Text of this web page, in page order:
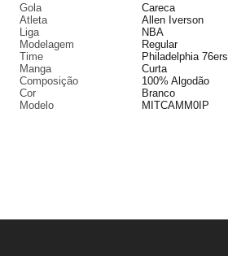
Gola
Careca
Atleta
Allen Iverson
Liga
NBA
Modelagem
Regular
Time
Philadelphia 76ers
Manga
Curta
Composição
100% Algodão
Cor
Branco
Modelo
MITCAMM0IP